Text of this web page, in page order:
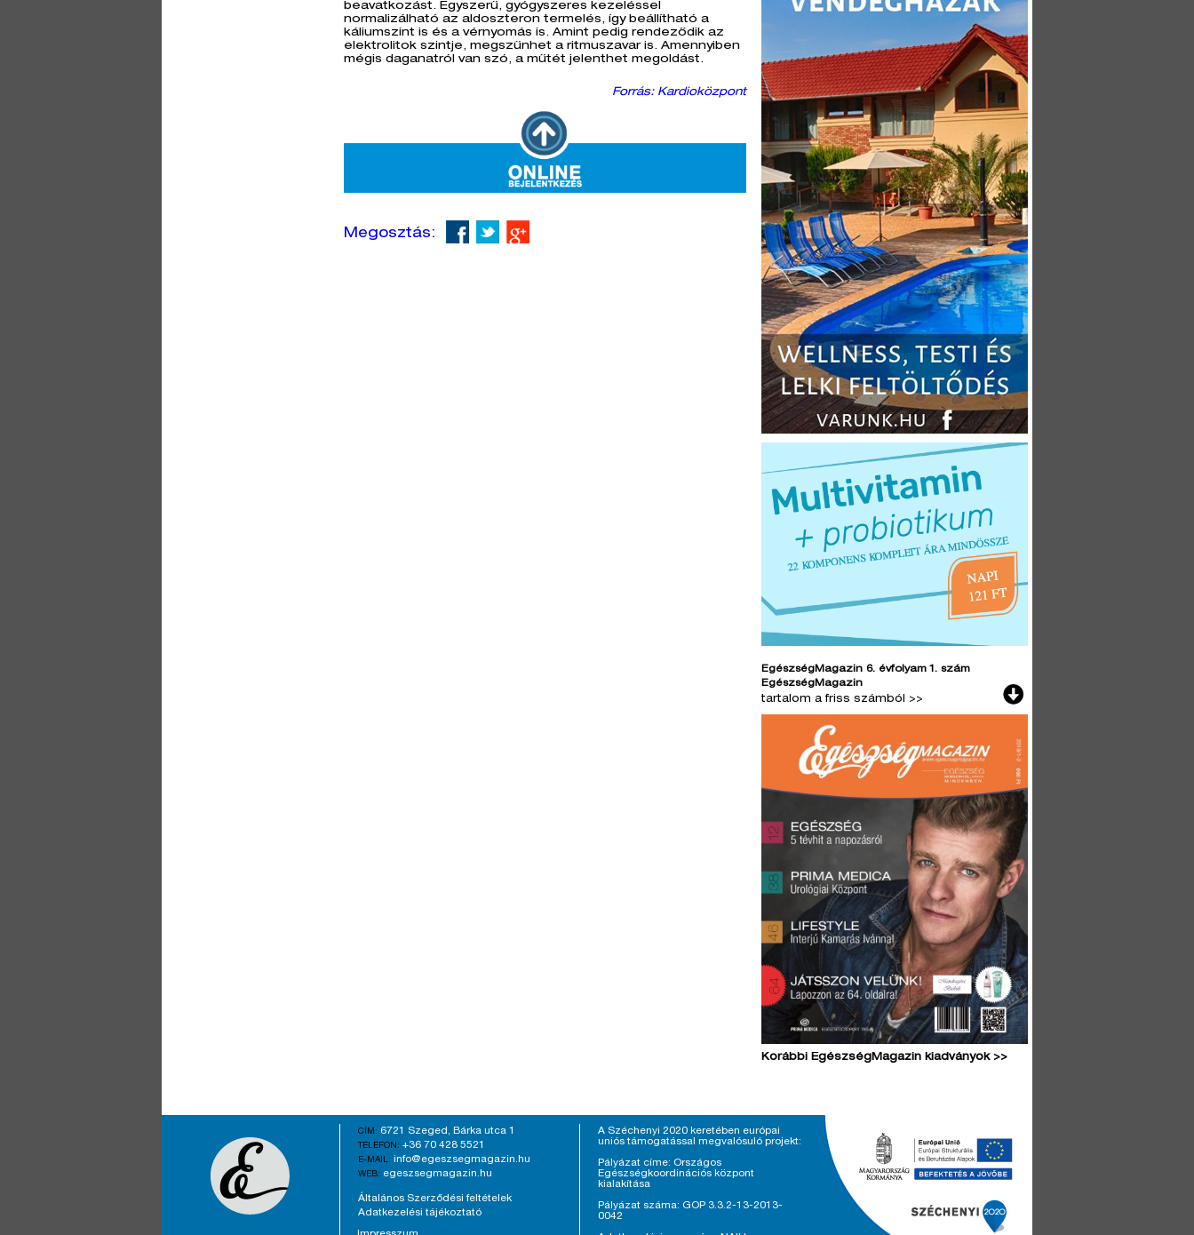
beavatkozást. Egyszerű, gyógyszeres kezeléssel
normalizálható az aldoszteron termelés, így beállítható a
káliumszint is és a vérnyomás is. Amint pedig rendeződik az
elektrolitok szintje, megszűnhet a ritmuszavar is. Amennyiben
mégis daganatról van szó, a műtét jelenthet megoldást.
Forrás: Kardioközpont
Megosztás:
EgészségMagazin 6. évfolyam 1. szám
EgészségMagazin
tartalom a friss számból >>
Korábbi EgészségMagazin kiadványok >>
CÍM: 6721 Szeged, Bárka utca 1
TELEFON: +36 70 428 5521
E-MAIL: info@egeszsegmagazin.hu
WEB: egeszsegmagazin.hu
Általános Szerződési feltételek
Adatkezelési tájékoztató
A Széchenyi 2020 keretében európai
uniós támogatással megvalósuló projekt:
Pályázat címe: Országos
Egészségkoordinációs központ
kialakítása
Pályázat száma: GOP 3.3.2-13-2013-
0042